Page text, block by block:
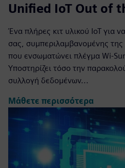
Unified IoT Out of
Ένα πλήρες κιτ υλικού IoT για
σας, συμπεριλαμβανομένης
που ενσωματώνει πλέγμα Wi-
Υποστηρίζει τόσο την
συλλογή δεδομένων...
Μάθετε περισσότερα